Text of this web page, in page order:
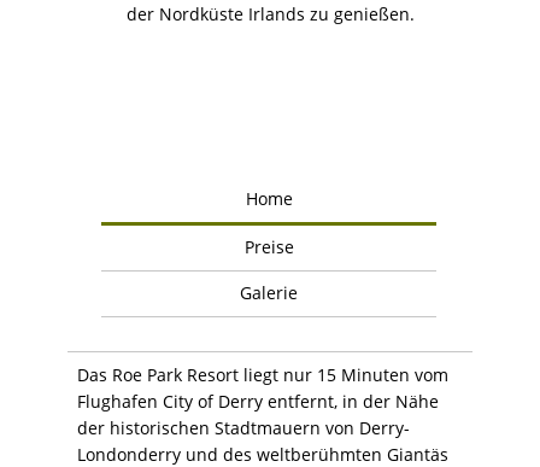
der Nordküste Irlands zu genießen.
Home
Preise
Galerie
Das Roe Park Resort liegt nur 15 Minuten vom
Flughafen City of Derry entfernt, in der Nähe
der historischen Stadtmauern von Derry-
Londonderry und des weltberühmten Giantäs